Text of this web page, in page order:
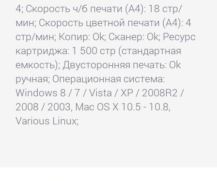
4; Скорость ч/б печати (А4): 18 стр/
мин; Скорость цветной печати (А4): 4
стр/мин; Копир: Ok; Сканер: Ok; Ресурс
картриджа: 1 500 стр (стандартная
емкость); Двусторонняя печать: Ok
ручная; Операционная система:
Windows 8 / 7 / Vista / XP / 2008R2 /
2008 / 2003, Mac OS X 10.5 - 10.8,
Various Linux;